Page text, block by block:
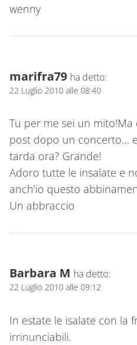
wenny
marifra79 ha detto:
22 Luglio 2010 alle 08:40
Tu per me sei un
post dopo un concerto…
tarda ora? Grande!
Adoro tutte le insalate e
anch’io questo
Un abbraccio
Barbara M ha detto:
22 Luglio 2010 alle 09:12
In estate le isalate con la
irrinunciabili.